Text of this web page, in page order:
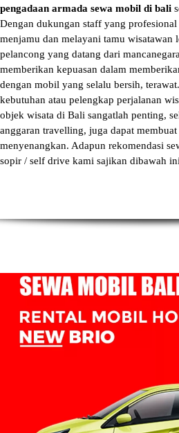
pengadaan armada sewa mobil di bali
Dengan dukungan staff yang
menjamu dan melayani tamu wisatawan
pelancong yang datang dari
memberikan kepuasan dalam
dengan mobil yang selalu bersih, terawat.
kebutuhan atau pelengkap perjalanan
objek wisata di Bali sangatlah penting,
anggaran travelling, juga dapat
menyenangkan. Adapun rekomendasi
sopir / self drive kami sajikan dibawah